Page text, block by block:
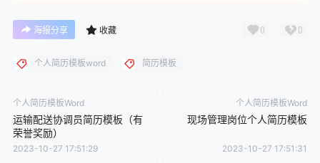
海报分享 收藏 0 0
个人简历模板word 简历模板
个人简历模板Word
运输配送协调员简历模板（有
荣誉奖励）
2023-10-27 17:51:29
个人简历模板Word
现场管理岗位个人简历模板
2023-10-27 17:51:31